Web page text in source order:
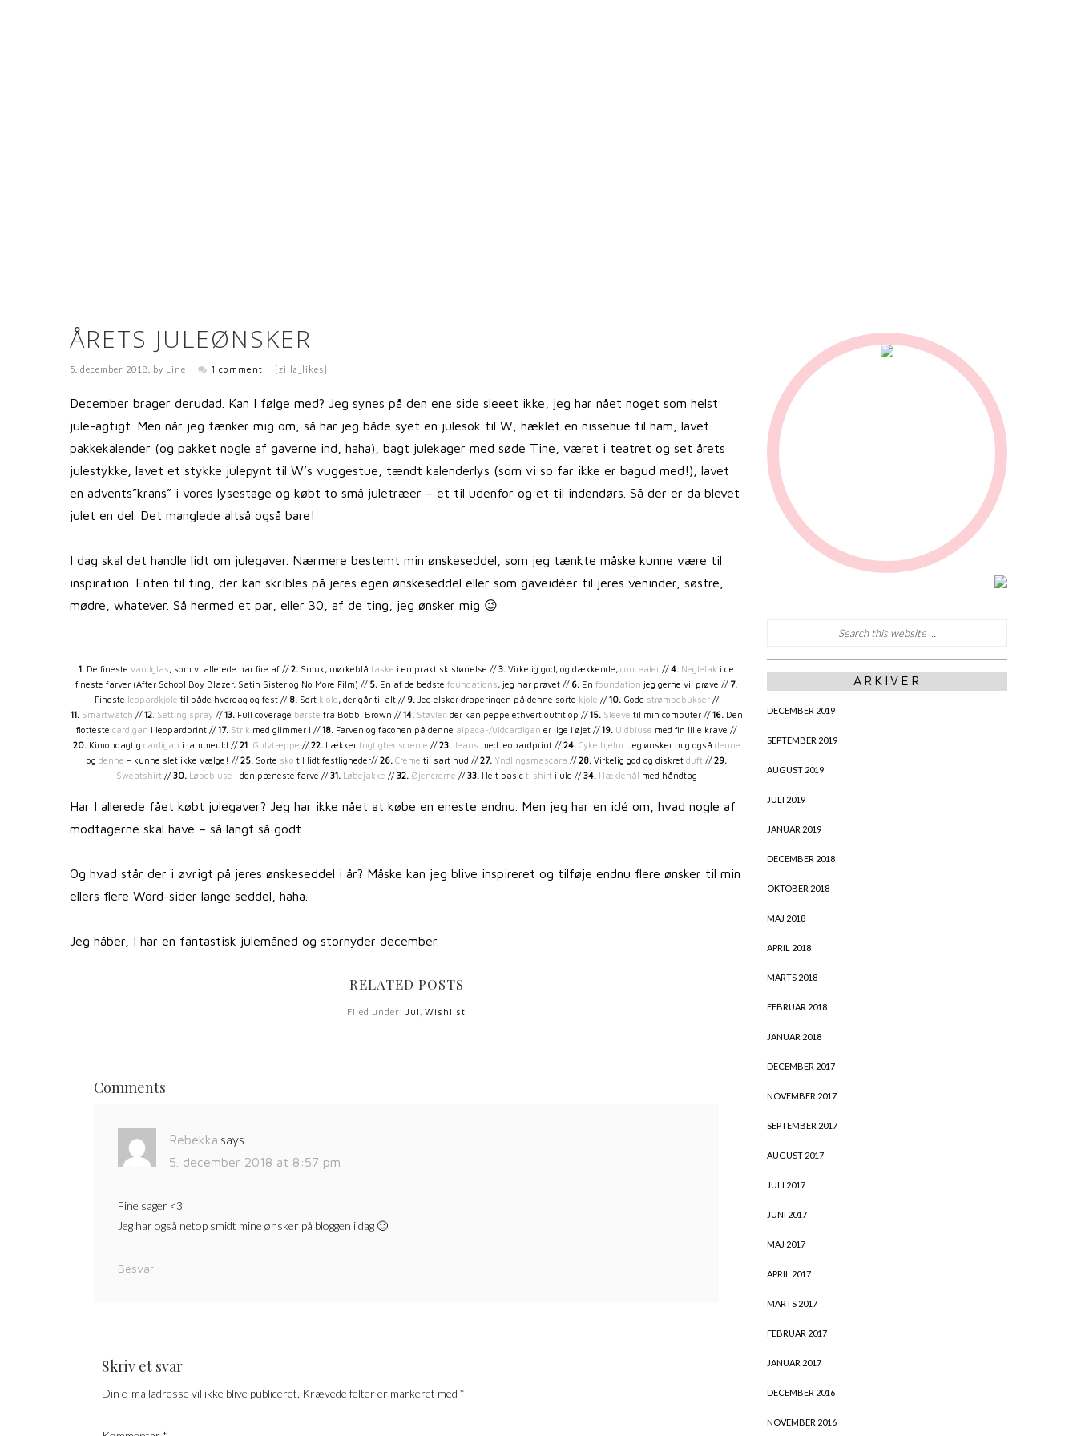
ÅRETS JULEØNSKER
5. december 2018 , by Line 1 comment [zilla_likes]
December brager derudad. Kan I følge med? Jeg synes på den ene side sleeet ikke, jeg har nået noget som helst
jule-agtigt. Men når jeg tænker mig om, så har jeg både syet en julesok til W, hæklet en nissehue til ham, lavet
pakkekalender (og pakket nogle af gaverne ind, haha), bagt julekager med søde Tine, været i teatret og set årets
julestykke, lavet et stykke julepynt til W’s vuggestue, tændt kalenderlys (som vi so far ikke er bagud med!), lavet
en advents”krans” i vores lysestage og købt to små juletræer – et til udenfor og et til indendørs. Så der er da blevet
julet en del. Det manglede altså også bare!
I dag skal det handle lidt om julegaver. Nærmere bestemt min ønskeseddel, som jeg tænkte måske kunne være til
inspiration. Enten til ting, der kan skribles på jeres egen ønskeseddel eller som gaveidéer til jeres veninder, søstre,
mødre, whatever. Så hermed et par, eller 30, af de ting, jeg ønsker mig 😉
1. De fineste vandglas , som vi allerede har fire af //2. Smuk, mørkeblå taske i en praktisk størrelse //3. Virkelig god, og dækkende, concealer //4. Neglelak i de
fineste farver (After School Boy Blazer, Satin Sister og No More Film) // 5. En af de bedste foundations , jeg har prøvet // 6. En foundation jeg gerne vil prøve // 7.
Fineste leopardkjole til både hverdag og fest // 8. Sort kjole , der går til alt // 9. Jeg elsker draperingen på denne sorte kjole //10. Gode strømpebukser//
11. Smartwatch //12. Setting spray//13. Full coverage børste fra Bobbi Brown //14. Støvler, der kan peppe ethvert outfit op //15. Sleeve til min computer //16. Den
flotteste cardigan i leopardprint //17. Strik med glimmer i //18. Farven og faconen på denne alpaca-/uldcardigan er lige i øjet //19. Uldbluse med fin lille krave //
20. Kimonoagtig cardigan i lammeuld //21. Gulvtæppe //22. Lækker fugtighedscreme //23. Jeans med leopardprint //24. Cykelhjelm . Jeg ønsker mig også denne
og denne – kunne slet ikke vælge! //25. Sorte sko til lidt festligheder//26. Creme til sart hud //27. Yndlingsmascara //28. Virkelig god og diskret duft //29.
Sweatshirt //30. Løbebluse i den pæneste farve //31. Løbejakke //32. Øjencreme //33. Helt basic t-shirt i uld //34. Hæklenål med håndtag
Har I allerede fået købt julegaver? Jeg har ikke nået at købe en eneste endnu. Men jeg har en idé om, hvad nogle af
modtagerne skal have – så langt så godt.
Og hvad står der i øvrigt på jeres ønskeseddel i år? Måske kan jeg blive inspireret og tilføje endnu flere ønsker til min
ellers flere Word-sider lange seddel, haha.
Jeg håber, I har en fantastisk julemåned og stornyder december.
RELATED POSTS
Filed under: Jul Wishlist
Comments
Rebekka says
5. december 2018 at 8:57 pm
Fine sager <3
Jeg har også netop smidt mine ønsker på bloggen i dag 🙂
Besvar
Skriv et svar
Din e-mailadresse vil ikke blive publiceret. Krævede felter er markeret med *
ARKIVER
DECEMBER 2019
SEPTEMBER 2019
AUGUST 2019
JULI 2019
JANUAR 2019
DECEMBER 2018
OKTOBER 2018
MAJ 2018
APRIL 2018
MARTS 2018
FEBRUAR 2018
JANUAR 2018
DECEMBER 2017
NOVEMBER 2017
SEPTEMBER 2017
AUGUST 2017
JULI 2017
JUNI 2017
MAJ 2017
APRIL 2017
MARTS 2017
FEBRUAR 2017
JANUAR 2017
DECEMBER 2016
NOVEMBER 2016